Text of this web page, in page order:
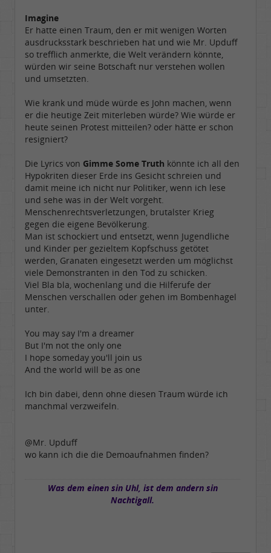
Imagine
Er hatte einen Traum, den er mit wenigen Worten
ausdrucksstark beschrieben hat und wie Mr. Upduff
so trefflich anmerkte, die Welt verändern könnte,
würden wir seine Botschaft nur verstehen wollen
und umsetzten.
Wie krank und müde würde es John machen, wenn
er die heutige Zeit miterleben würde? Wie würde er
heute seinen Protest mitteilen? oder hätte er schon
resigniert?
Die Lyrics von Gimme Some Truth könnte ich all den
Hypokriten dieser Erde ins Gesicht schreien und
damit meine ich nicht nur Politiker, wenn ich lese
und sehe was in der Welt vorgeht.
Menschenrechtsverletzungen, brutalster Krieg
gegen die eigene Bevölkerung.
Man ist schockiert und entsetzt, wenn Jugendliche
und Kinder per gezieltem Kopfschuss getötet
werden, Granaten eingesetzt werden um möglichst
viele Demonstranten in den Tod zu schicken.
Viel Bla bla, wochenlang und die Hilferufe der
Menschen verschallen oder gehen im Bombenhagel
unter.
You may say I'm a dreamer
But I'm not the only one
I hope someday you'll join us
And the world will be as one
Ich bin dabei, denn ohne diesen Traum würde ich
manchmal verzweifeln.
@Mr. Upduff
wo kann ich die die Demoaufnahmen finden?
Was dem einen sin Uhl, ist dem andern sin
Nachtigall.